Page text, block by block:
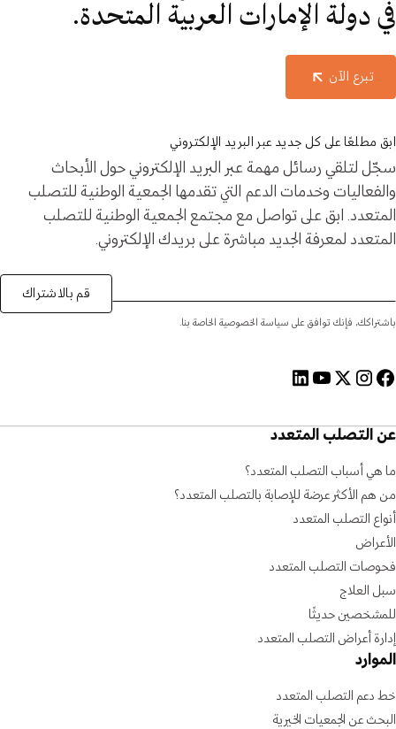
في دولة الإمارات العربية المتحدة.
تبرع الآن
ابق مطلعًا على كل جديد عبر البريد الإلكتروني
سجّل لتلقي رسائل مهمة عبر البريد الإلكتروني حول الأبحاث
والفعاليات وخدمات الدعم التي تقدمها الجمعية الوطنية للتصلب
المتعدد. ابق على تواصل مع مجتمع الجمعية الوطنية للتصلب
المتعدد لمعرفة الجديد مباشرة على بريدك الإلكتروني.
باشتراكك، فإنك توافق على سياسة الخصوصية الخاصة بنا.
قم بالاشتراك
عن التصلب المتعدد
ما هي أسباب التصلب المتعدد؟
من هم الأكثر عرضة للإصابة بالتصلب المتعدد؟
أنواع التصلب المتعدد
الأعراض
فحوصات التصلب المتعدد
سبل العلاج
للمشخصين حديثًا
إدارة أعراض التصلب المتعدد
الموارد
خط دعم التصلب المتعدد
البحث عن الجمعيات الخيرية